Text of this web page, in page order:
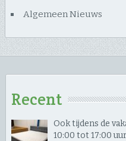
Algemeen Nieuws
Recent
Ook tijdens de
10:00 tot 17:00